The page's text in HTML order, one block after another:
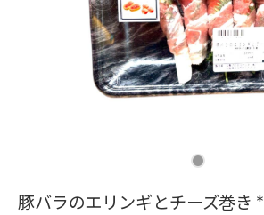
豚バラのエリンギとチーズ巻き *